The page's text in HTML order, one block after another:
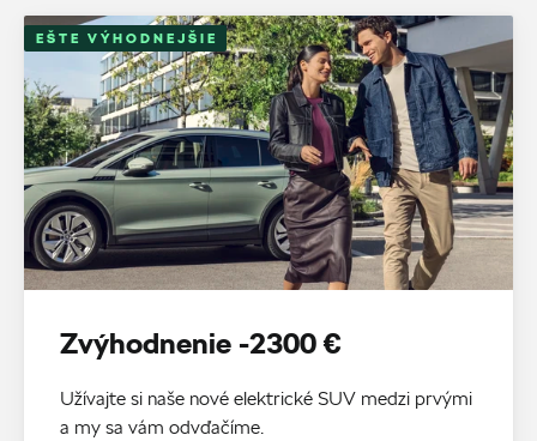
EŠTE VÝHODNEJŠIE
Zvýhodnenie -2300 €
Užívajte si naše nové elektrické SUV medzi prvými
a my sa vám odvďačíme.